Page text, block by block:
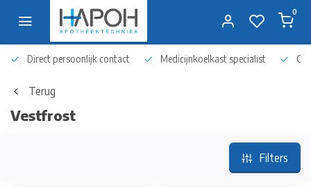
0
Direct persoonlijk contact Medicijnkoelkast specialist Op
Terug
Vestfrost
Filters